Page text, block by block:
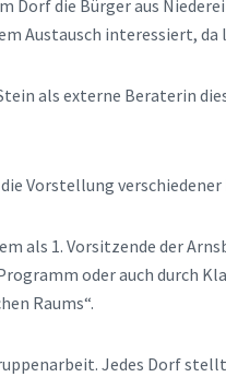
Dorf die Bürger aus
Austausch interessiert,
als externe Beraterin
Vorstellung
als 1. Vorsitzende der
oder auch durch
Raums“.
Jedes Dorf